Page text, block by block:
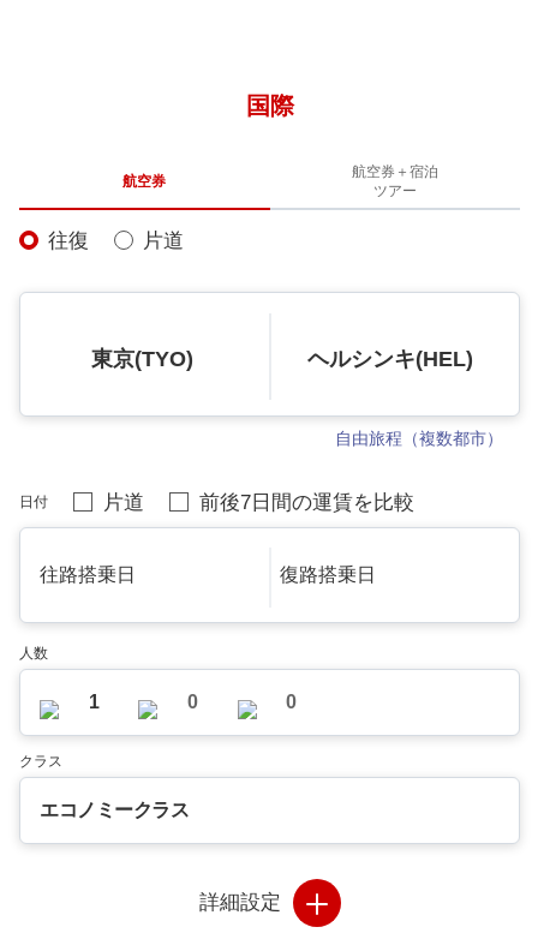
国際
航空券
航空券＋宿泊
ツアー
往復 片道
東京(TYO) ヘルシンキ(HEL)
自由旅程（複数都市）
日付 片道 前後7日間の運賃を比較
往路搭乗日 復路搭乗日
人数
1 0 0
クラス
エコノミークラス
詳細設定